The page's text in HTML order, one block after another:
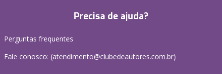
Precisa de ajuda?
Perguntas frequentes
Fale conosco: (atendimento@clubedeautores.com.br)